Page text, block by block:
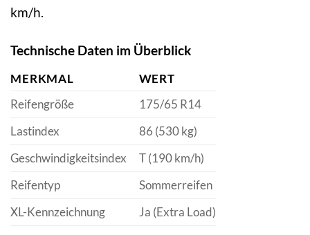
km/h.
Technische Daten im Überblick
MERKMAL
WERT
Reifengröße
175/65 R14
Lastindex
86 (530 kg)
Geschwindigkeitsindex
T (190 km/h)
Reifentyp
Sommerreifen
XL-Kennzeichnung
Ja (Extra Load)